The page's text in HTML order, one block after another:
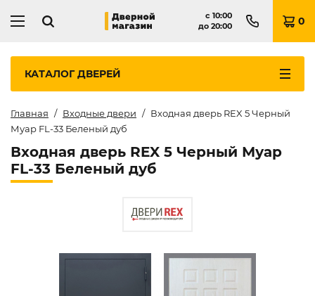
с 10:00
до 20:00 0
КАТАЛОГДВЕРЕЙ
Главная Входные двери
Входная дверь REX 5 Черный
Муар FL-33 Беленый дуб
Входная дверь REX 5 Черный Муар
FL-33 Беленый дуб